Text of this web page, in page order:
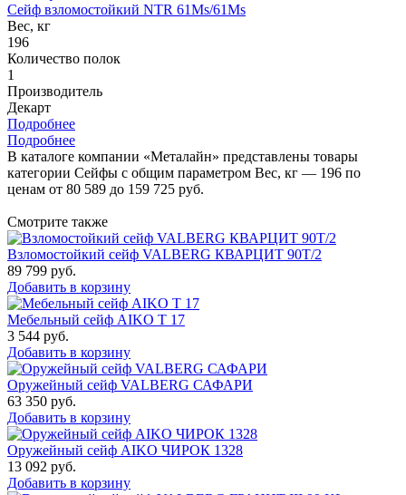
Сейф взломостойкий NTR 61Ms/61Ms
Вес, кг
196
Количество полок
1
Производитель
Декарт
Подробнее
Подробнее
В каталоге компании «Металайн» представлены товары
категории Сейфы с общим параметром Вес, кг — 196 по
ценам от 80 589 до 159 725 руб.
Смотрите также
Взломостойкий сейф VALBERG КВАРЦИТ 90Т/2
89 799 руб.
Добавить в корзину
Мебельный сейф AIKO Т 17
3 544 руб.
Добавить в корзину
Оружейный сейф VALBERG САФАРИ
63 350 руб.
Добавить в корзину
Оружейный сейф AIKO ЧИРОК 1328
13 092 руб.
Добавить в корзину